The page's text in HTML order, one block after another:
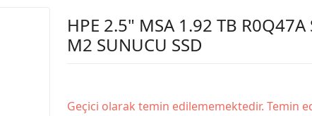
HPE 2.5" MSA 1.92 TB R0Q47A
M2 SUNUCU SSD
Geçici olarak temin edilememektedir. Temin